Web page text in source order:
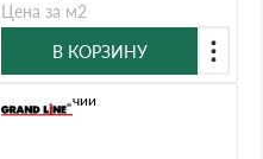
Цена за м2
В КОРЗИНУ
В наличии